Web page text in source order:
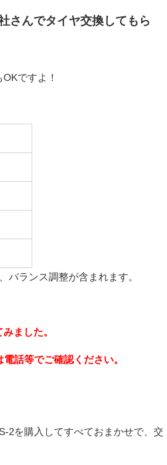
さんでタイヤ交換してもら
ですよ！
ランス調整が含まれます。
ました。
話等でご確認ください。
2を購入してすべておまかせで、交